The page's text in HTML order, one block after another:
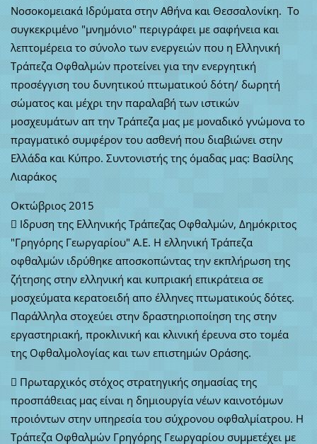
Νοσοκομειακά Ιδρύματα στην Αθήνα και Θεσσαλονίκη. Το
συγκεκριμένο "μνημόνιο" περιγράφει με σαφήνεια και
λεπτομέρεια το σύνολο των ενεργειών που η Ελληνική
Τράπεζα Οφθαλμών προτείνει για την ενεργητική
προσέγγιση του δυνητικού πτωματικού δότη/ δωρητή
σώματος και μέχρι την παραλαβή των ιστικών
μοσχευμάτων απ την Τράπεζα μας με μοναδικό γνώμονα το
πραγματικό συμφέρον του ασθενή που διαβιώνει στην
Ελλάδα και Κύπρο. Συντονιστής της όμαδας μας: Βασίλης
Λιαράκος
Οκτώβριος 2015
 Ιδρυση της Ελληνικής Τράπεζας Οφθαλμών, Δημόκριτος
"Γρηγόρης Γεωργαρίου" Α.Ε. Η ελληνική Τράπεζα
οφθαλμών ιδρύθηκε αποσκοπώντας την εκπλήρωση της
ζήτησης στην ελληνική και κυπριακή επικράτεια σε
μοσχεύματα κερατοειδή απο έλληνες πτωματικούς δότες.
Παράλληλα στοχεύει στην δραστηριοποίηση της στην
εργαστηριακή, προκλινική και κλινική έρευνα στο τομέα
της Οφθαλμολογίας και των επιστημών Οράσης.
 Πρωταρχικός στόχος στρατηγικής σημασίας της
προσπάθειας μας είναι η δημιουργία νέων καινοτόμων
προιόντων στην υπηρεσία του σύχρονου οφθαλμίατρου. Η
Τράπεζα Οφθαλμών Γρηγόρης Γεωργαρίου συμμετέχει με